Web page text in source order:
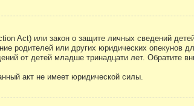
Act) или закон о защите личных сведений
родителей или других юридических опекунов
от детей младше тринадцати лет. Обратите
акт не имеет юридической силы.